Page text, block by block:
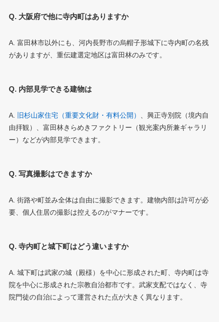
Q. 大阪府で他に寺内町はありますか
A. 富田林市以外にも、河内長野市の烏帽子形城下に寺内町の名残
がありますが、重伝建選定地区は富田林のみです。
Q. 内部見学できる建物は
A. 旧杉山家住宅（重要文化財・有料公開）
、興正寺別院（境内自
由拝観）、富田林きらめきファクトリー（観光案内所兼ギャラリ
ー）などが内部見学できます。
Q. 写真撮影はできますか
A. 街路や町並み全体は自由に撮影できます。建物内部は許可が必
要、個人住居の撮影は控えるのがマナーです。
Q. 寺内町と城下町はどう違いますか
A. 城下町は武家の城（殿様）を中心に形成された町、寺内町は寺
院を中心に形成された宗教自治都市です。武家支配ではなく、寺
院門徒の自治によって運営された点が大きく異なります。